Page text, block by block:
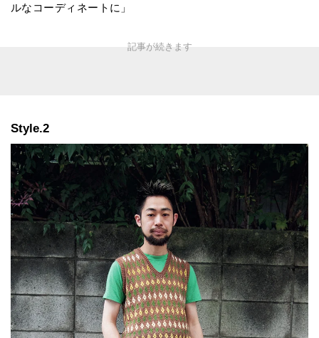
ルなコーディネートに」
Style.2